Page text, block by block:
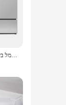
מכשירי חשמל ביתיים חדשים מכונת משולבת